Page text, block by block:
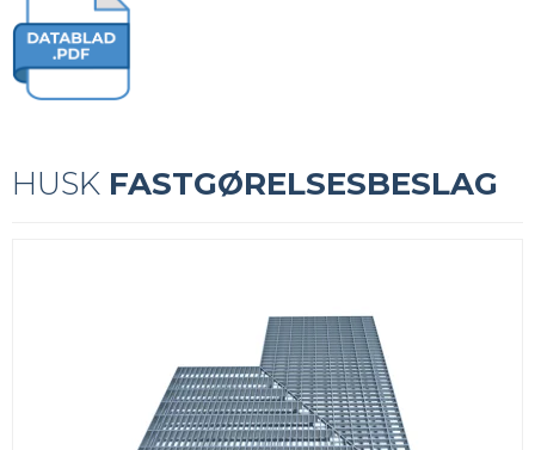
HUSK FASTGØRELSESBESLAG